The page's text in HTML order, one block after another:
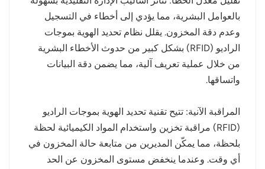
بالعوامل البشرية، مما يؤدي إلى أخطاء في التسجيل
وعدم دقة المخزون. يقلل نظام تحديد الهوية بموجات
الراديو (RFID) بشكل كبير من حدوث الأخطاء البشرية
من خلال عملية تعريف آلية، مما يضمن دقة البيانات
واتساقها.
المراقبة الآنية: تتيح تقنية تحديد الهوية بموجات الراديو
(RFID) مراقبة تخزين واستخدام المواد الكيميائية لحظة
بلحظة، مما يمكّن المديرين من متابعة حالة المخزون في
أي وقت. وعندما ينخفض ​​مستوى المخزون عن الحد